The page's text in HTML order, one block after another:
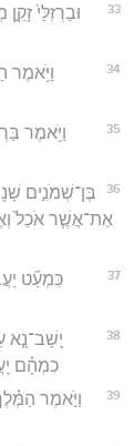
33
וּבַרְזִלַּי֙
34
וַיֹּ֥אמֶר
35
וַיֹּ֥אמֶר
36
בֶּן־שְׁמֹנִ֣ים
אֶת־אֲשֶׁ֤ר אֹכַל֙
37
כִּמְעַ֞ט
38
יָֽשָׁב־נָ֤א
כִמְהָ֗ם
39
וַיֹּ֣אמֶר